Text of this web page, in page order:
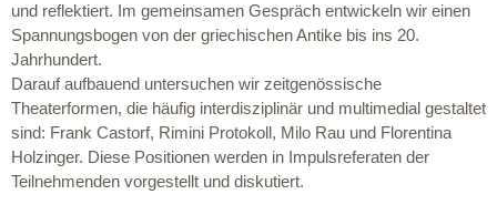
und reflektiert. Im gemeinsamen Gespräch entwickeln wir einen
Spannungsbogen von der griechischen Antike bis ins 20.
Jahrhundert.
Darauf aufbauend untersuchen wir zeitgenössische
Theaterformen, die häufig interdisziplinär und multimedial gestaltet
sind: Frank Castorf, Rimini Protokoll, Milo Rau und Florentina
Holzinger. Diese Positionen werden in Impulsreferaten der
Teilnehmenden vorgestellt und diskutiert.